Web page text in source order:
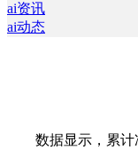
ai资讯
ai动态
数据显示，累计净